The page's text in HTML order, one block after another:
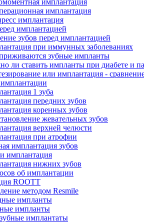
имплантация
имплантация
имплантация
имплантацией
зубов перед имплантацией
при иммунных заболеваниях
зубные импланты
ли ставить импланты при диабете и
или имплантация -
1 зуба
передних зубов
коренных зубов
жевательных зубов
верхней челюсти
при атрофии
имплантация зубов
имплантация
нижних зубов
об имплантации
ROOTT
методом Resmile
импланты
импланты
имплантаты